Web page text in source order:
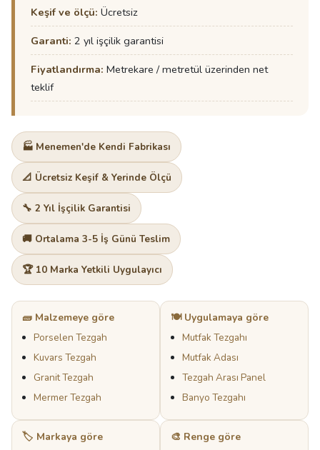
Keşif ve ölçü: Ücretsiz
Garanti: 2 yıl işçilik garantisi
Fiyatlandırma: Metrekare / metretül üzerinden net
teklif
🏭 Menemen'de Kendi Fabrikası
📐 Ücretsiz Keşif & Yerinde Ölçü
🔧 2 Yıl İşçilik Garantisi
🚚 Ortalama 3-5 İş Günü Teslim
🏆 10 Marka Yetkili Uygulayıcı
🧱 Malzemeye göre
Porselen Tezgah
Kuvars Tezgah
Granit Tezgah
Mermer Tezgah
🍽️ Uygulamaya göre
Mutfak Tezgahı
Mutfak Adası
Tezgah Arası Panel
Banyo Tezgahı
🏷️ Markaya göre
🎨 Renge göre